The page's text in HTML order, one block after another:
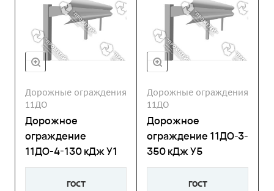
Дорожные ограждения
11ДО
Дорожное
ограждение
11ДО-4-130 кДж У1
ГОСТ
Дорожные ограждения
11ДО
Дорожное
ограждение 11ДО-3-
350 кДж У5
ГОСТ